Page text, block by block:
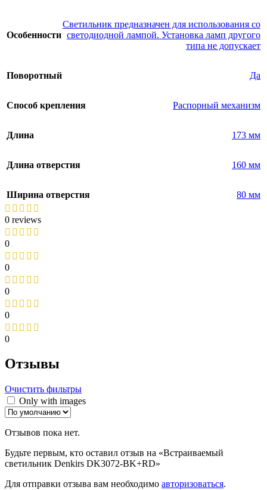
Особенности
Светильник предназначен для использования со
светодиодной лампой. Установка ламп другого
типа не допускает
Поворотный Да
Способ крепления Распорный механизм
Длина 173 мм
Длина отверстия 160 мм
Ширина отверстия 80 мм
0 reviews
0
0
0
0
0
Отзывы
Очистить фильтры
Only with images
Отзывов пока нет.
Будьте первым, кто оставил отзыв на «Встраиваемый
светильник Denkirs DK3072-BK+RD»
Для отправки отзыва вам необходимо авторизоваться.